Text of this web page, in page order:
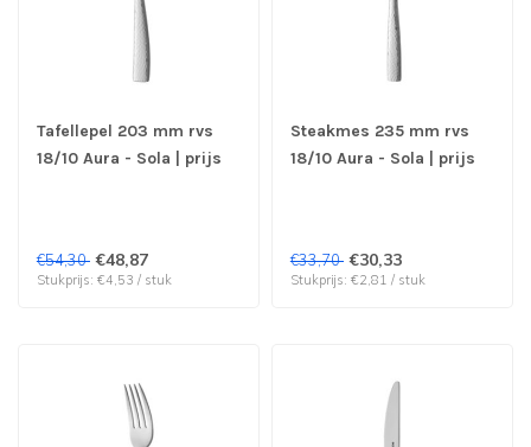
Tafellepel 203 mm rvs
18/10 Aura - Sola | prijs
€54,30 €48,87
Stukprijs: €4,53 / stuk
Steakmes 235 mm rvs
18/10 Aura - Sola | prijs
€33,70 €30,33
Stukprijs: €2,81 / stuk